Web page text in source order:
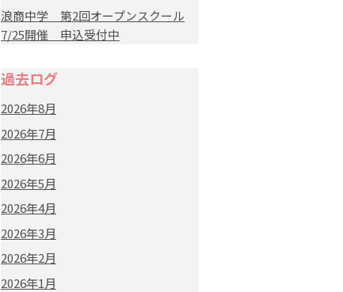
浪商中学 第2回オープンスクール
7/25開催 申込受付中
過去ログ
2026年8月
2026年7月
2026年6月
2026年5月
2026年4月
2026年3月
2026年2月
2026年1月